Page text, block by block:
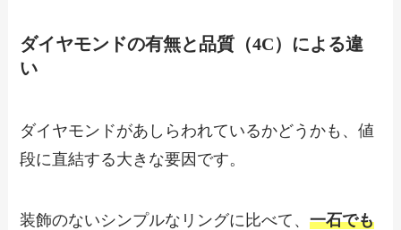
ダイヤモンドの有無と品質（4C）による違
い
ダイヤモンドがあしらわれているかどうかも、値
段に直結する大きな要因です。
装飾のないシンプルなリングに比べて、一石でも